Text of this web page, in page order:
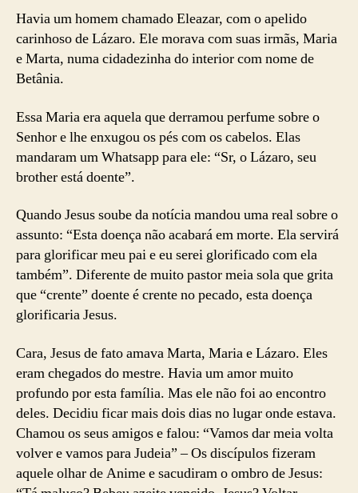
Havia um homem chamado Eleazar, com o apelido
carinhoso de Lázaro. Ele morava com suas irmãs, Maria
e Marta, numa cidadezinha do interior com nome de
Betânia.
Essa Maria era aquela que derramou perfume sobre o
Senhor e lhe enxugou os pés com os cabelos. Elas
mandaram um Whatsapp para ele: “Sr, o Lázaro, seu
brother está doente”.
Quando Jesus soube da notícia mandou uma real sobre o
assunto: “Esta doença não acabará em morte. Ela servirá
para glorificar meu pai e eu serei glorificado com ela
também”. Diferente de muito pastor meia sola que grita
que “crente” doente é crente no pecado, esta doença
glorificaria Jesus.
Cara, Jesus de fato amava Marta, Maria e Lázaro. Eles
eram chegados do mestre. Havia um amor muito
profundo por esta família. Mas ele não foi ao encontro
deles. Decidiu ficar mais dois dias no lugar onde estava.
Chamou os seus amigos e falou: “Vamos dar meia volta
volver e vamos para Judeia” – Os discípulos fizeram
aquele olhar de Anime e sacudiram o ombro de Jesus: